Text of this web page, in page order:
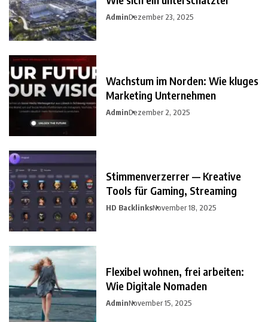
AdminDezember 23, 2025
Wachstum im Norden: Wie kluges
Marketing Unternehmen
AdminDezember 2, 2025
Stimmenverzerrer — Kreative
Tools für Gaming, Streaming
HD BacklinksNovember 18, 2025
Flexibel wohnen, frei arbeiten:
Wie Digitale Nomaden
AdminNovember 15, 2025